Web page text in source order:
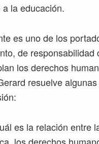
la educación.
es uno de los
de responsabilidad
los derechos
resuelve
es la relación entre